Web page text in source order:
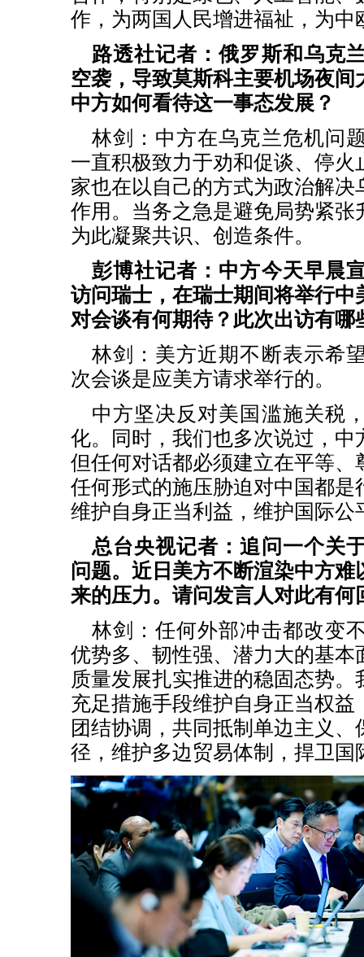
作，为两国人民增进福祉，为中
路透社记者：俄罗斯和乌克
空袭，导致莫斯科主要机场夜间
中方如何看待这一事态发展？
林剑：中方在乌克兰危机问
一直积极致力于劝和促谈、停火
家也在以自己的方式为政治解决
作用。当务之急是避免局势紧张
为此凝聚共识、创造条件。
彭博社记者：中方今天早晨
访问瑞士，在瑞士期间将举行中
对会谈有何期待？此次出访有哪
林剑：美方近期不断表示希
次会谈是应美方请求举行的。
中方坚决反对美国滥施关税
化。同时，我们也多次说过，中
但任何对话都必须建立在平等、
任何形式的施压胁迫对中国都是
维护自身正当利益，维护国际公
总台央视记者：追问一个关
问题。近日美方不断渲染中方
来的压力。请问发言人对此有何
林剑：任何外部冲击都改变
优势多、韧性强、潜力大的基本
质量发展扎实推进的稳固态势
充足措施手段维护自身正当权益
团结协调，共同抵制单边主义
径，维护多边贸易体制，捍卫国